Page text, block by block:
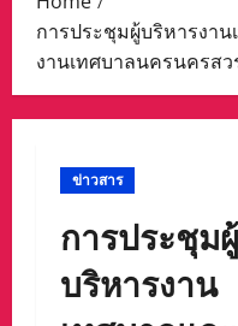
การประชุมผู้บริหารงา
งานเทศบาลนครนครสว
ข่าวสาร
การประชุมผู้
บริหารงาน